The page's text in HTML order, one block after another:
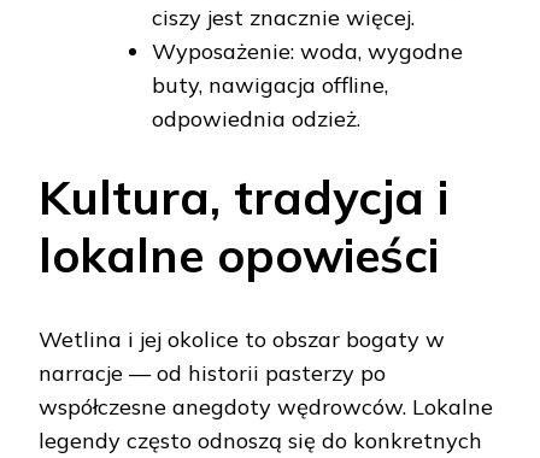
ciszy jest znacznie więcej.
Wyposażenie: woda, wygodne
buty, nawigacja offline,
odpowiednia odzież.
Kultura, tradycja i
lokalne opowieści
Wetlina i jej okolice to obszar bogaty w
narracje — od historii pasterzy po
współczesne anegdoty wędrowców. Lokalne
legendy często odnoszą się do konkretnych